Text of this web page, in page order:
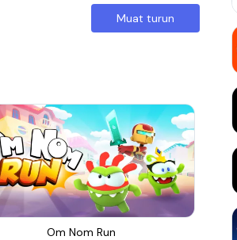
Muat turun
Om Nom Run